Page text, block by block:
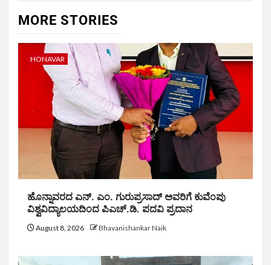
MORE STORIES
HONAVAR
ಹೊನ್ನಾವರದ ಎನ್. ಎಂ. ಗುರುಪ್ರಸಾದ್ ಅವರಿಗೆ ಕುವೆಂಪು
ವಿಶ್ವವಿದ್ಯಾಲಯದಿಂದ ಪಿಎಚ್.ಡಿ. ಪದವಿ ಪ್ರದಾನ
August 8, 2026 Bhavanishankar Naik